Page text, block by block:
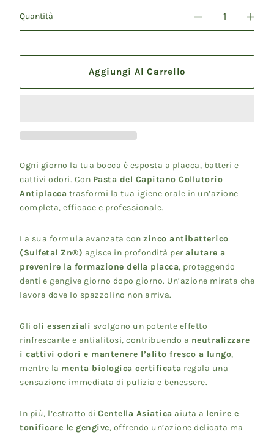
Quantità
Aggiungi Al Carrello
Ogni giorno la tua bocca è esposta a placca, batteri e
cattivi odori. Con Pasta del Capitano Collutorio
Antiplacca trasformi la tua igiene orale in un’azione
completa, efficace e professionale.
La sua formula avanzata con zinco antibatterico
(Sulfetal Zn®) agisce in profondità per aiutare a
prevenire la formazione della placca, proteggendo
denti e gengive giorno dopo giorno. Un’azione mirata che
lavora dove lo spazzolino non arriva.
Gli oli essenziali svolgono un potente effetto
rinfrescante e antialitosi, contribuendo a neutralizzare
i cattivi odori e mantenere l’alito fresco a lungo,
mentre la menta biologica certificata regala una
sensazione immediata di pulizia e benessere.
In più, l’estratto di Centella Asiatica aiuta a lenire e
tonificare le gengive, offrendo un’azione delicata ma